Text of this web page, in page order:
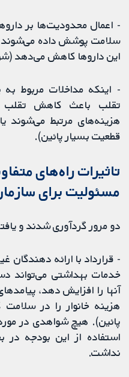
- اعمال محدودیت‌ها بر
سلامت پوشش داده می‌شوند،
این داروها کاهش می‌دهد
- اینکه مداخلات مربوط
تقلب باعث کاهش
هزینه‌های مرتبط می‌شوند
قطعیت بسیار پائین).
تاثیرات راه‌های
مسئولیت برای
دو مرور گردآوری شدند و
- قرارداد با ارائه دهندگان
خدمات بهداشتی می‌تواند
آنها را افزایش دهد،
هزینه خانوار را در
پائین). هیچ شواهدی در
استفاده از این بودجه در
نداشت.